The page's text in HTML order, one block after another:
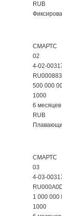
RUB
СМАРТС
02
4-02-
500 000
1000
6 месяцев
RUB
СМАРТС
03
4-03-
1 000 000
1000